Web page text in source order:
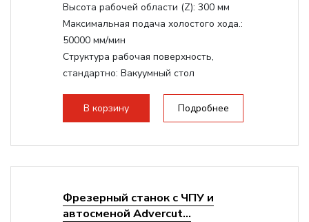
Высота рабочей области (Z): 300 мм
Максимальная подача холостого хода.:
50000 мм/мин
Структура рабочая поверхность,
стандартно: Вакуумный стол
Мощность инвертора:
10500 Вт
Охлаждение шпинделя:Воздушное
В корзину Подробнее
Фрезерный станок с ЧПУ и
автосменой Advercut...